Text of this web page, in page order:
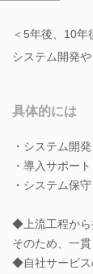
＜5年後、10年
システム開発
具体的には
・システム開発
・導入サポート
・システム保
◆上流工程から
そのため、一
◆自社サービス